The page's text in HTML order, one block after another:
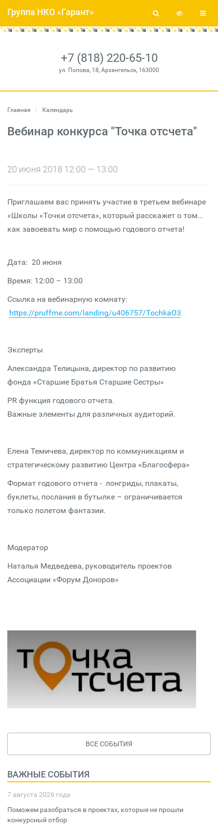
+7 (818) 220-65-10
ул. Попова, 18, Архангельск, 163000
Группа НКО «Гарант»
Главная Календарь
Вебинар конкурса "Точка отсчета"
20 июня 2018 12:00 — 13:00
Приглашаем вас принять участие в третьем вебинаре
«Школы «Точки отсчета», который расскажет о том...
как завоевать мир с помощью годового отчета!
Дата: 20 июня
Время: 12:00 – 13:00
Ссылка на вебинарную комнату:
https://pruffme.com/landing/u406757/TochkaO3
Эксперты
Александра Телицына, директор по развитию
фонда «Старшие Братья Старшие Сестры»
PR функция годового отчета.
Важные элементы для различных аудиторий.
Елена Темичева, директор по коммуникациям и
стратегическому развитию Центра «Благоcфера»
Формат годового отчета - лонгриды, плакаты,
буклеты, послания в бутылке – ограничивается
только полетом фантазии.
Модератор
Наталья Медведева, руководитель проектов
Ассоциации «Форум Доноров»
ВСЕ СОБЫТИЯ
ВАЖНЫЕ СОБЫТИЯ
7 августа 2026 года
Поможем разобраться в проектах, которые не прошли
конкурсный отбор